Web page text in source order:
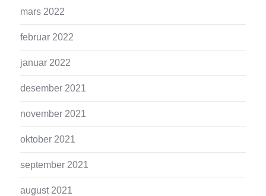
mars 2022
februar 2022
januar 2022
desember 2021
november 2021
oktober 2021
september 2021
august 2021